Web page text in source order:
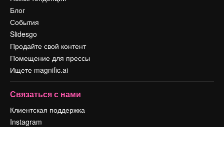
Блог
События
Slidesgo
Продайте свой контент
Помещение для прессы
Ищете magnific.ai
Связаться с нами
Клиентская поддержка
Instagram